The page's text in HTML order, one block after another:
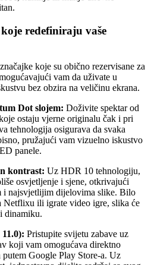
redefiniraju vaše
koje su obično rezervisane za
vam da uživate u
bez obzira na veličinu ekrana.
Dot slojem: Doživite spektar od
ostaju vjerne originalu čak i pri
tehnologija osigurava da svaka
pružajući vam vizuelno iskustvo
panele.
kontrast: Uz HDR 10 tehnologiju,
osvjetljenje i sjene, otkrivajući
i najsvjetlijim dijelovima slike. Bilo
Netflixu ili igrate video igre, slika će
dinamiku.
Pristupite svijetu zabave uz
koji vam omogućava direktno
Google Play Store-a. Uz